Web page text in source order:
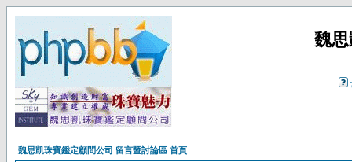
魏
魏思凱珠寶鑑定顧問公司 留言暨討論區 首頁